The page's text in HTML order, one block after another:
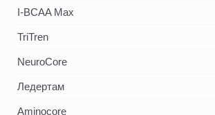
I-BCAA Max
TriTren
NeuroCore
Ледертам
Aminocore